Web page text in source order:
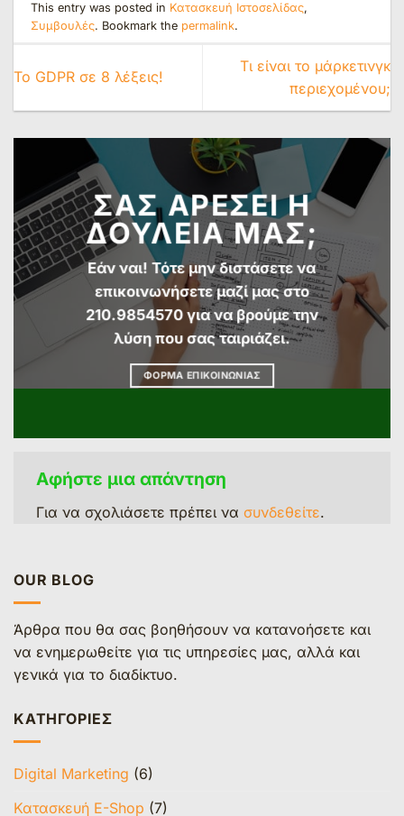
This entry was posted in Κατασκευή Ιστοσελίδας,
Συμβουλές. Bookmark the permalink.
Το GDPR σε 8 λέξεις!
Τι είναι το μάρκετινγκ
περιεχομένου;
ΣΑΣ ΑΡΕΣΕΙ Η
ΔΟΥΛΕΙΑ ΜΑΣ;
Εάν ναι! Τότε μην διστάσετε να
επικοινωνήσετε μαζί μας στο
210.9854570 για να βρούμε την
λύση που σας ταιριάζει.
ΦΟΡΜΑ ΕΠΙΚΟΙΝΩΝΙΑΣ
Αφήστε μια απάντηση
Για να σχολιάσετε πρέπει να συνδεθείτε.
OUR BLOG
Άρθρα που θα σας βοηθήσουν να κατανοήσετε και
να ενημερωθείτε για τις υπηρεσίες μας, αλλά και
γενικά για το διαδίκτυο.
KΑΤΗΓΟΡΊΕΣ
Digital Marketing (6)
Κατασκευή E-Shop (7)